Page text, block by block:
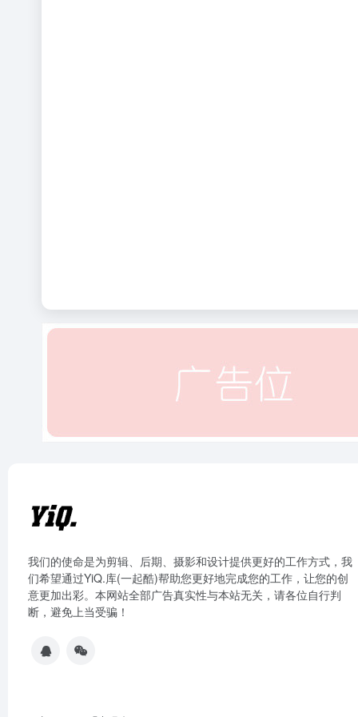
我们的使命是为剪辑、后期、摄影和设计提供更好的工作方式，我
们希望通过YiQ.库(一起酷)帮助您更好地完成您的工作，让您的创
意更加出彩。本网站全部广告真实性与本站无关，请各位自行判
断，避免上当受骗！